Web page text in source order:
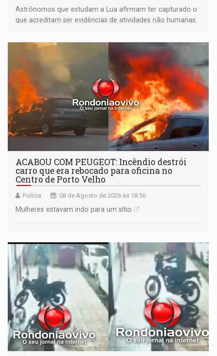
Astrônomos que estudam a Lua afirmam ter capturado o
que acreditam ser evidências de atividades não humanas
órbita
ACABOU COM PEUGEOT: Incêndio destrói
carro que era rebocado para oficina no
Centro de Porto Velho
Polícia 08 de Agosto de 2026 às 18:56
Mulheres estavam indo para um sítio